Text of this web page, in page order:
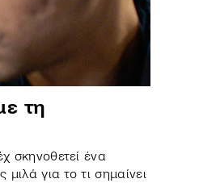
τη
σκηνοθετεί ένα
για το τι σημαίνει